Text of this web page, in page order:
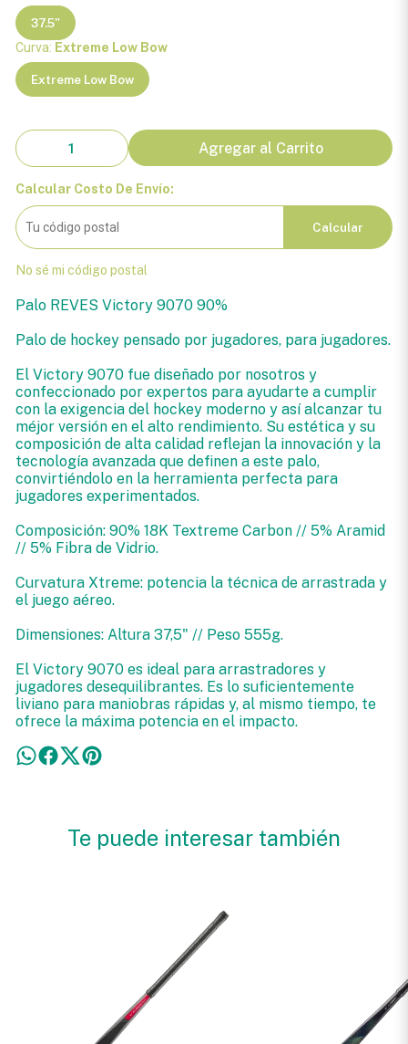
37.5"
Curva: Extreme Low Bow
Extreme Low Bow
Agregar al Carrito
Calcular Costo De Envío:
Calcular
No sé mi código postal
Palo REVES Victory 9070 90%
Palo de hockey pensado por jugadores, para jugadores.
El Victory 9070 fue diseñado por nosotros y
confeccionado por expertos para ayudarte a cumplir
con la exigencia del hockey moderno y así alcanzar tu
méjor versión en el alto rendimiento. Su estética y su
composición de alta calidad reflejan la innovación y la
tecnología avanzada que definen a este palo,
convirtiéndolo en la herramienta perfecta para
jugadores experimentados.
Composición: 90% 18K Textreme Carbon // 5% Aramid
// 5% Fibra de Vidrio.
Curvatura Xtreme: potencia la técnica de arrastrada y
el juego aéreo.
Dimensiones: Altura 37,5" // Peso 555g.
El Victory 9070 es ideal para arrastradores y
jugadores desequilibrantes. Es lo suficientemente
liviano para maniobras rápidas y, al mismo tiempo, te
ofrece la máxima potencia en el impacto.
Te puede interesar también